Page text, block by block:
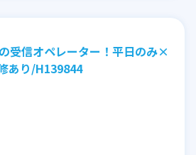
受信オペレーター！平日のみ×
あり/H139844